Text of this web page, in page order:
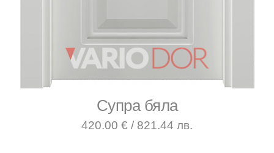
Супра бяла
420.00 € / 821.44 лв.